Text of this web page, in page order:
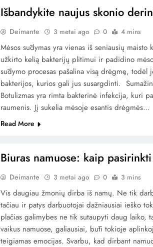
Išbandykite naujus skonio
Deimante 3 metai ago 0 4 mins
Mėsos sūdymas yra vienas iš seniausių
užkirto kelią bakterijų plitimui ir padidino
sūdymo procesas pašalina visą drėgmę,
bakterijos, kurios gali jus susargdinti.
Botulizmas yra rimta bakterinė infekcija, kuri
raumenis. Jį sukelia mėsoje esantis drėgmės…
Read More
Biuras namuose: kaip
Deimante 3 metai ago 0 3 mins
Vis daugiau žmonių dirba iš namų. Ne tik
tačiau ir patys darbuotojai dažniausiai ieško
plačias galimybes ne tik sutaupyti daug laiko,
vaikus namuose, galiausiai, būti tokioje
teigiamas emocijas. Svarbu, kad dirbant